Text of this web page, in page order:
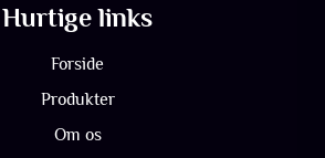
Hurtige links
Forside
Produkter
Om os